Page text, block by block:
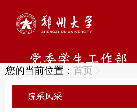
您的当前位置：首页
院系风采